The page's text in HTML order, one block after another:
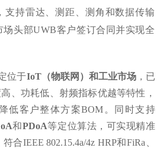
支持雷达、测距、测角和数据传输
头部UWB客户签订合同并实现全
位于IoT（物联网）和工业市场，已
、功耗低、射频指标优越等特性，
低客户整体方案BOM。同时支持
和PDoA等定位算法，可实现精准
合IEEE 802.15.4a/4z HRP和FiRa、